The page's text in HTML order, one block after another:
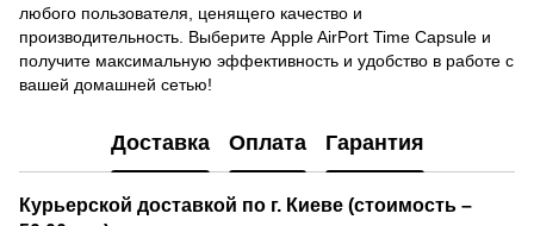
любого пользователя, ценящего качество и
производительность. Выберите Apple AirPort Time Capsule и
получите максимальную эффективность и удобство в работе с
вашей домашней сетью!
Доставка Оплата Гарантия
Курьерской доставкой по г. Киеве (стоимость –